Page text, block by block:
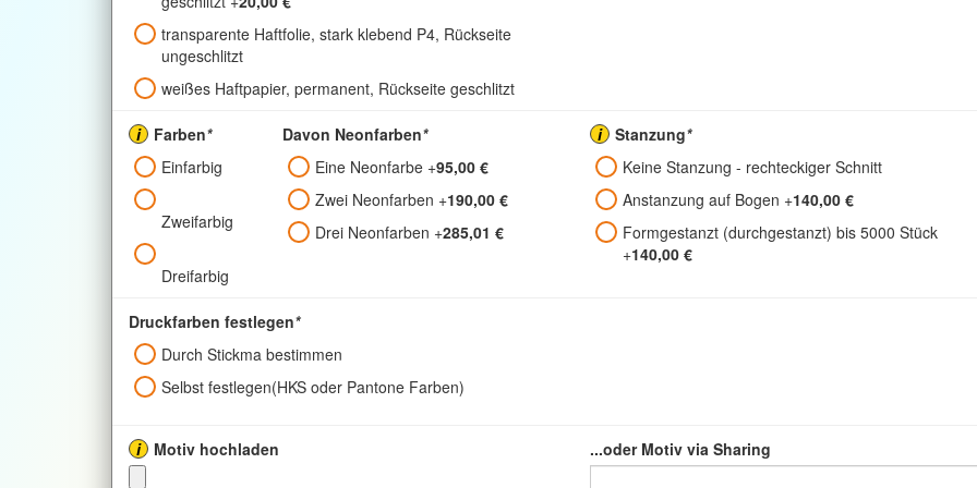
transparente Haftfolie, stark klebend P4, Rückseite
ungeschlitzt
weißes Haftpapier, permanent, Rückseite geschlitzt
i Farben*
Einfarbig
Zweifarbig
Dreifarbig
Davon Neonfarben*
Eine Neonfarbe +95,00 €
Zwei Neonfarben +190,00 €
Drei Neonfarben +285,01 €
i Stanzung*
Keine Stanzung - rechteckiger Schnitt
Anstanzung auf Bogen +140,00 €
Formgestanzt (durchgestanzt) bis 5000 Stück
+140,00 €
Druckfarben festlegen*
Durch Stickma bestimmen
Selbst festlegen(HKS oder Pantone Farben)
i Motiv hochladen ...oder Motiv via Sharing